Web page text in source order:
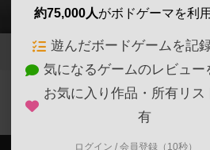
1 2
サンスーシのトッ
約75,000人がボドゲーマを利
遊んだボードゲームを記
気になるゲームのレビュー
お気に入り作品・所有リス
有
ログイン / 会員登録（10秒）